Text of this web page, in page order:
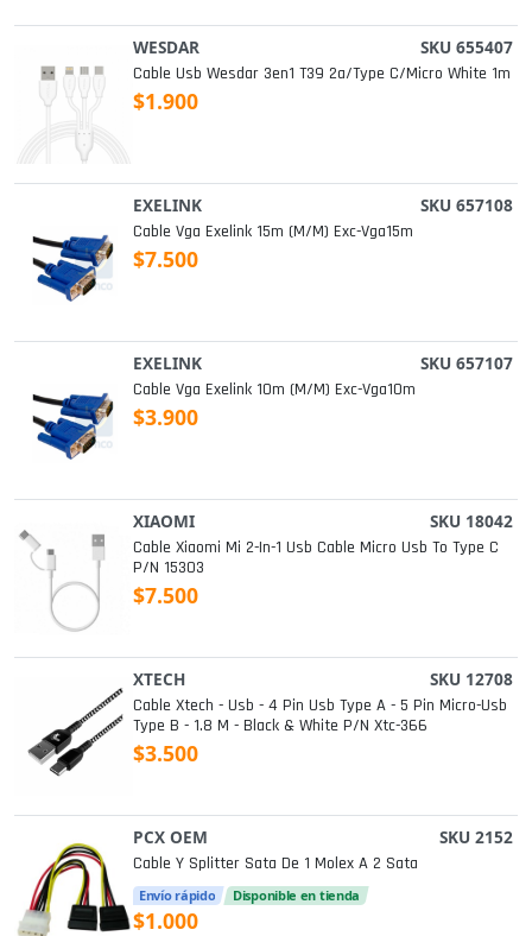
WESDAR SKU 655407
Cable Usb Wesdar 3en1 T39 2a/type C/micro White 1m
$1.900
EXELINK SKU 657108
Cable Vga Exelink 15m (m/m) Exc-Vga15m
$7.500
EXELINK SKU 657107
Cable Vga Exelink 10m (m/m) Exc-Vga10m
$3.900
XIAOMI SKU 18042
Cable Xiaomi Mi 2-In-1 Usb Cable Micro Usb To Type C
P/n 15303
$7.500
XTECH SKU 12708
Cable Xtech - Usb - 4 Pin Usb Type A - 5 Pin Micro-Usb
Type B - 1.8 M - Black & White P/n Xtc-366
$3.500
PCX OEM SKU 2152
Cable Y Splitter Sata De 1 Molex A 2 Sata
Envío rápido Disponible en tienda
$1.000